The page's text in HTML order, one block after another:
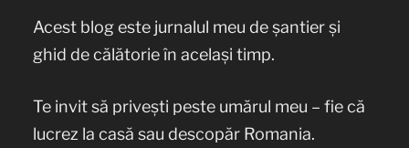
Acest blog este jurnalul meu de șantier și
ghid de călătorie în același timp.
Te invit să privești peste umărul meu – fie că
lucrez la casă sau descopăr Romania.